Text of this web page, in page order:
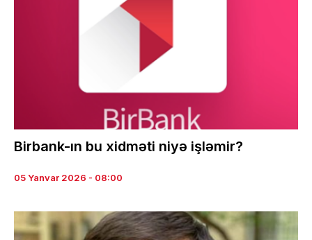
Birbank-ın bu xidməti niyə işləmir?
05 Yanvar 2026 - 08:00